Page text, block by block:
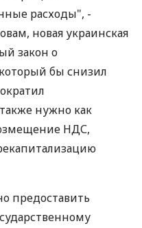
расходы", -
новая украинская
закон о
бы снизил
нужно как
НДС,
предоставить